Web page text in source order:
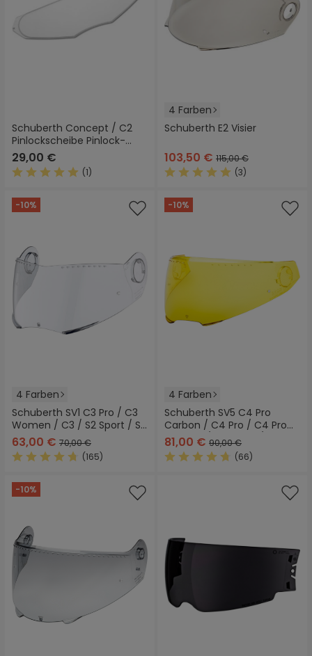
Schuberth Concept / C2
Pinlockscheibe Pinlock-
Linse
29,00 €
(1)
4 Farben
Schuberth E2 Visier
103,50 € 115,00 €
(3)
-10%
4 Farben
Schuberth SV1 C3 Pro / C3
Women / C3 / S2 Sport / S2
Visier
63,00 € 70,00 €
(165)
-10%
4 Farben
Schuberth SV5 C4 Pro
Carbon / C4 Pro / C4 Pro
Women / C4 Basic / C4
Visier
81,00 € 90,00 €
(66)
-10%